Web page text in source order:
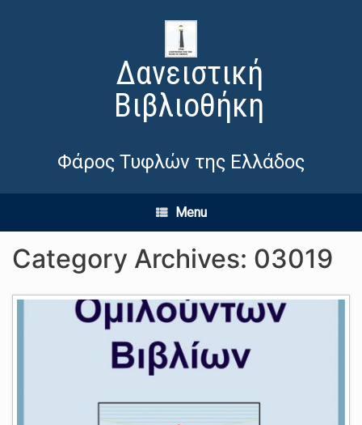
Δανειστική
Βιβλιοθήκη
Φάρος Τυφλών της Ελλάδος
Menu
Category Archives: 03019